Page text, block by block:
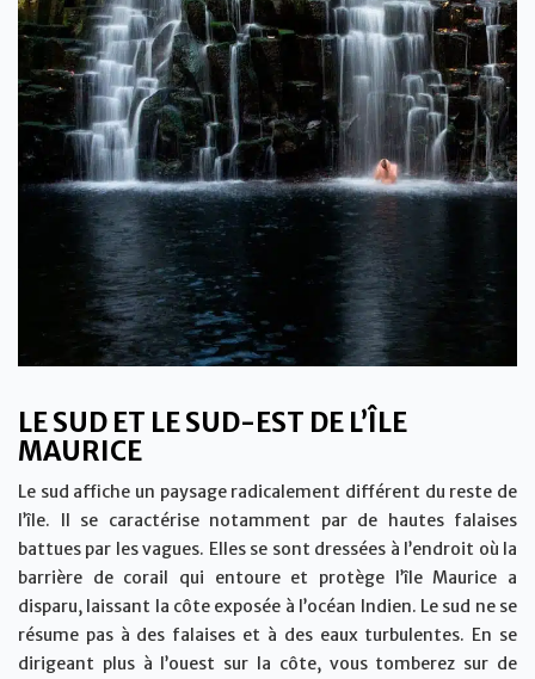
LE SUD ET LE SUD-EST DE L’ÎLE
MAURICE
Le sud affiche un paysage radicalement différent du reste de
l’île. Il se caractérise notamment par de hautes falaises
battues par les vagues. Elles se sont dressées à l’endroit où la
barrière de corail qui entoure et protège l’île Maurice a
disparu, laissant la côte exposée à l’océan Indien. Le sud ne se
résume pas à des falaises et à des eaux turbulentes. En se
dirigeant plus à l’ouest sur la côte, vous tomberez sur de